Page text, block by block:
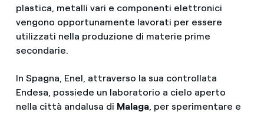
plastica, metalli vari e componenti elettronici
vengono opportunamente lavorati per essere
utilizzati nella produzione di materie prime
secondarie.
In Spagna, Enel, attraverso la sua controllata
Endesa, possiede un laboratorio a cielo aperto
nella città andalusa di Malaga, per sperimentare e